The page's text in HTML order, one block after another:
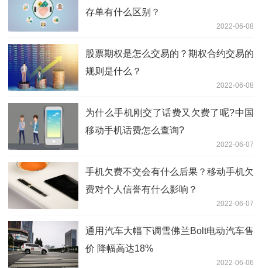
存单有什么区别？
2022-06-08
股票期权是怎么交易的？期权合约交易的
规则是什么？
2022-06-08
为什么手机刚交了话费又欠费了呢?中国
移动手机话费怎么查询?
2022-06-07
手机欠费不交会有什么后果？移动手机欠
费对个人信誉有什么影响？
2022-06-07
通用汽车大幅下调雪佛兰Bolt电动汽车售
价 降幅高达18%
2022-06-06